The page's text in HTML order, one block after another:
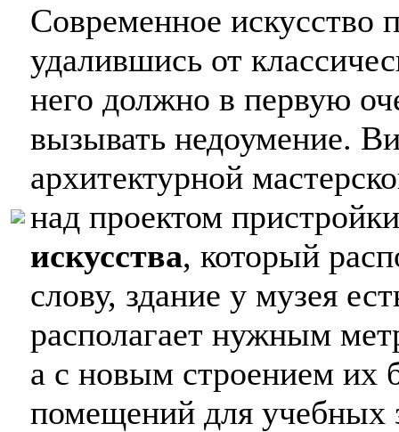
Современное искусство
удалившись от
него должно в первую
вызывать недоумение.
архитектурной
над проектом
искусства, который
слову, здание у музея
располагает нужным
а с новым строением их
помещений для учебных